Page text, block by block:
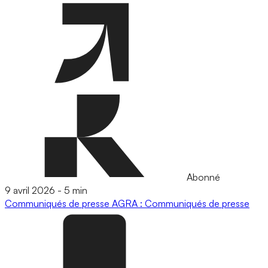
Abonné
9 avril 2026 - 5 min
Communiqués de presse AGRA : Communiqués de presse